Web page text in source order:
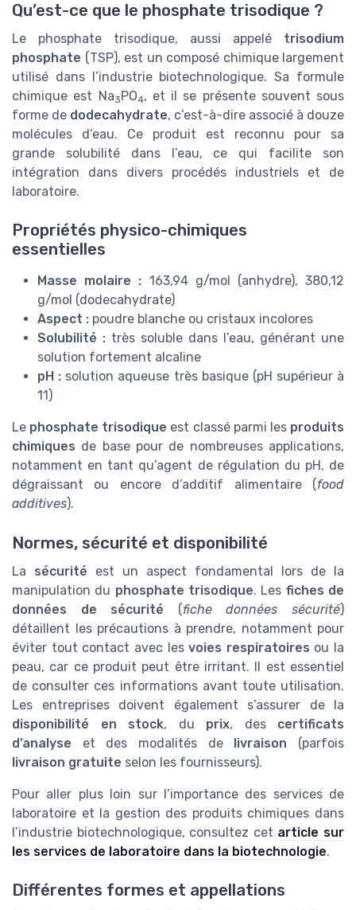
Qu’est-ce que le phosphate trisodique ?
Le phosphate trisodique, aussi appelé trisodium
phosphate (TSP), est un composé chimique largement
utilisé dans l’industrie biotechnologique. Sa formule
chimique est Na3PO4, et il se présente souvent sous
forme de dodecahydrate, c’est-à-dire associé à douze
molécules d’eau. Ce produit est reconnu pour sa
grande solubilité dans l’eau, ce qui facilite son
intégration dans divers procédés industriels et de
laboratoire.
Propriétés physico-chimiques
essentielles
Masse molaire : 163,94 g/mol (anhydre), 380,12
g/mol (dodecahydrate)
Aspect : poudre blanche ou cristaux incolores
Solubilité : très soluble dans l’eau, générant une
solution fortement alcaline
pH : solution aqueuse très basique (pH supérieur à
11)
Le phosphate trisodique est classé parmi les produits
chimiques de base pour de nombreuses applications,
notamment en tant qu’agent de régulation du pH, de
dégraissant ou encore d’additif alimentaire (food
additives).
Normes, sécurité et disponibilité
La sécurité est un aspect fondamental lors de la
manipulation du phosphate trisodique. Les fiches de
données de sécurité (fiche données sécurité)
détaillent les précautions à prendre, notamment pour
éviter tout contact avec lesvoies respiratoires ou la
peau, car ce produit peut être irritant. Il est essentiel
de consulter ces informations avant toute utilisation.
Les entreprises doivent également s’assurer de la
disponibilité en stock, du prix, des certificats
d’analyse et des modalités de livraison (parfois
livraison gratuite selon les fournisseurs).
Pour aller plus loin sur l’importance des services de
laboratoire et la gestion des produits chimiques dans
l’industrie biotechnologique, consultez cet article sur
les services de laboratoire dans la biotechnologie.
Différentes formes et appellations